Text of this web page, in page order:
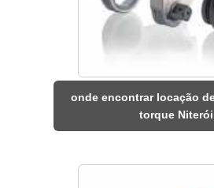
onde encontrar locação
torque Niterói